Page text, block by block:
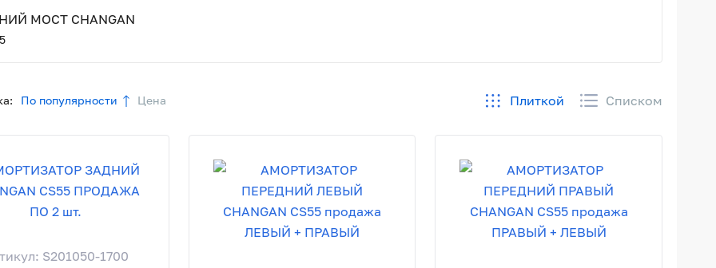
МОСТ CHANGAN
По популярности Цена Плиткой Списком
S201050-1700